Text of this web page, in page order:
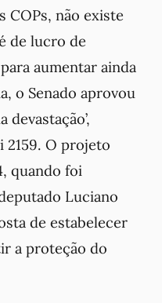
COPs, não existe
de lucro de
aumentar ainda
o Senado aprovou
devastação’,
2159. O projeto
quando foi
Luciano
de estabelecer
a proteção do